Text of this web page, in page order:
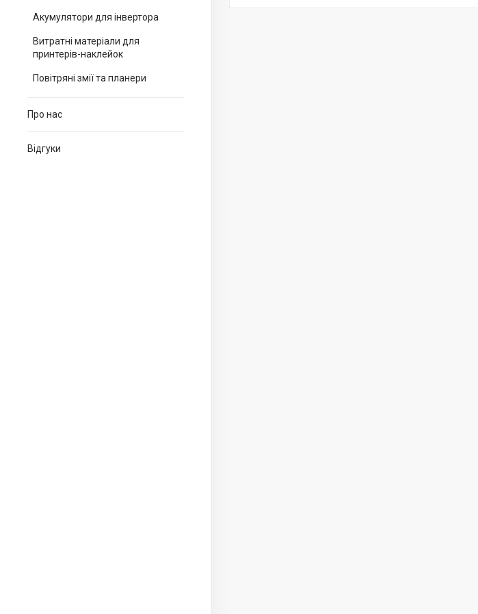
Акумулятори для інвертора
Витратні матеріали для
принтерів-наклейок
Повітряні змії та планери
Про нас
Відгуки